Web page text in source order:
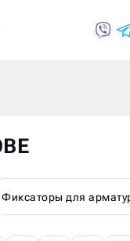
Фиксаторы для